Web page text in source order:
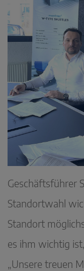
Geschäftsführer
Standortwahl
Standort
es ihm wichtig
„Unsere treuen